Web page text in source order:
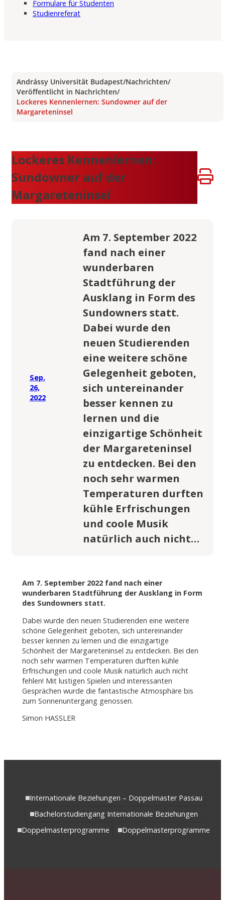
Formulare für Studenten
Studienreferat
Andrássy Universität Budapest/Nachrichten/
Veröffentlicht in Nachrichten/
Lockeres Kennenlernen: Sundowner auf der
Margareteninsel
Lockeres Kennenlernen:
Sundowner auf der
Margareteninsel
Sep.
26,
2022
Am 7. September 2022
fand nach einer
wunderbaren
Stadtführung der
Ausklang in Form des
Sundowners statt.
Dabei wurde den
neuen Studierenden
eine weitere schöne
Gelegenheit geboten,
sich untereinander
besser kennen zu
lernen und die
einzigartige Schönheit
der Margareteninsel
zu entdecken. Bei den
noch sehr warmen
Temperaturen durften
kühle Erfrischungen
und coole Musik
natürlich auch nicht…
Am 7. September 2022 fand nach einer
wunderbaren Stadtführung der Ausklang in Form
des Sundowners statt.
Dabei wurde den neuen Studierenden eine weitere
schöne Gelegenheit geboten, sich untereinander
besser kennen zu lernen und die einzigartige
Schönheit der Margareteninsel zu entdecken. Bei den
noch sehr warmen Temperaturen durften kühle
Erfrischungen und coole Musik natürlich auch nicht
fehlen! Mit lustigen Spielen und interessanten
Gesprächen wurde die fantastische Atmosphäre bis
zum Sonnenuntergang genossen.
Simon HASSLER
Internationale Beziehungen – Doppelmaster Passau
Bachelorstudiengang Internationale Beziehungen
Doppelmasterprogramme
Doppelmasterprogramme